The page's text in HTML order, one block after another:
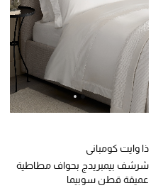
أبرز المصممين
العودة إلى المدرسة
تسوقوا التشكيلة
عرض جميع المنتجات
ذا وايت كومباني
شرشف بيمبريدج بحواف مطاطية
عميقة قطن سوبيما